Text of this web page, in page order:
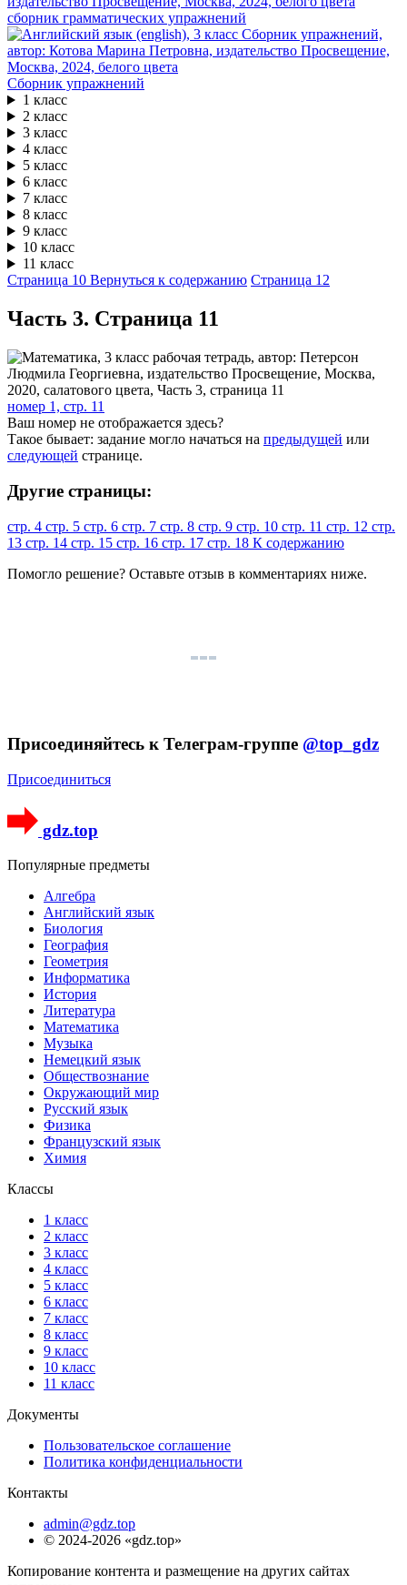
сборник грамматических упражнений
Сборник упражнений
1 класс
2 класс
3 класс
4 класс
5 класс
6 класс
7 класс
8 класс
9 класс
10 класс
11 класс
Страница 10 Вернуться к содержанию Страница 12
Часть 3. Cтраница 11
номер 1, стр. 11
Ваш номер не отображается здесь?
Такое бывает: задание могло начаться на предыдущей или
следующей странице.
Другие страницы:
стр. 4 стр. 5 стр. 6 стр. 7 стр. 8 стр. 9 стр. 10 стр. 11 стр. 12 стр.
13 стр. 14 стр. 15 стр. 16 стр. 17 стр. 18 К содержанию
Помогло решение? Оставьте отзыв в комментариях ниже.
Присоединяйтесь к Телеграм-группе @top_gdz
Присоединиться
gdz.top
Популярные предметы
Алгебра
Английский язык
Биология
География
Геометрия
Информатика
История
Литература
Математика
Музыка
Немецкий язык
Обществознание
Окружающий мир
Русский язык
Физика
Французский язык
Химия
Классы
1 класс
2 класс
3 класс
4 класс
5 класс
6 класс
7 класс
8 класс
9 класс
10 класс
11 класс
Документы
Пользовательское соглашение
Политика конфиденциальности
Контакты
admin@gdz.top
© 2024-2026 «gdz.top»
Копирование контента и размещение на других сайтах